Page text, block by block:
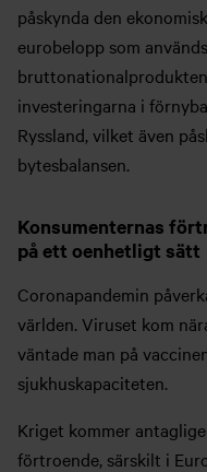
påskynda den
eurobelopp som
investeringarna i
Ryssland, vilket även
bytesbalansen.
Konsumenternas
på ett oenhetligt sätt
Coronapandemin
världen. Viruset kom
väntade man på
sjukhuskapaciteten.
Kriget kommer
förtroende, särskilt i